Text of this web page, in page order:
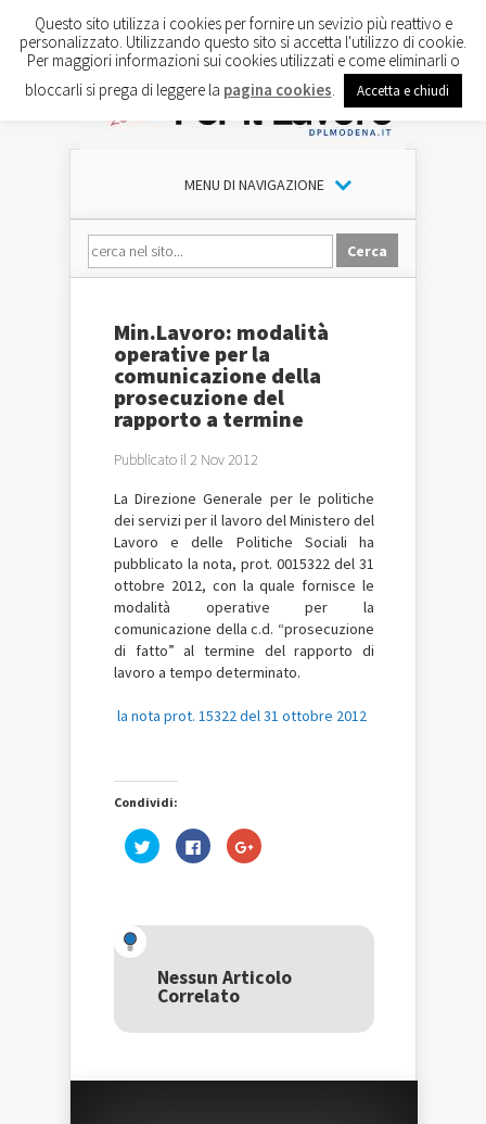
MENU DI NAVIGAZIONE
Min.Lavoro: modalità
operative per la
comunicazione della
prosecuzione del
rapporto a termine
Pubblicato il 2 Nov 2012
La Direzione Generale per le politiche
dei servizi per il lavoro del Ministero del
Lavoro e delle Politiche Sociali ha
pubblicato la nota, prot. 0015322 del 31
ottobre 2012, con la quale fornisce le
modalità operative per la
comunicazione della c.d. “prosecuzione
di fatto” al termine del rapporto di
lavoro a tempo determinato.
la nota prot. 15322 del 31 ottobre 2012
Condividi:
Fai
clic
una
nuova
finestra)
Fai
clic
nuova
finestra)
Fai
clic
una
nuova
Nessun Articolo
Correlato
Questo sito utilizza i cookies per fornire un sevizio più reattivo e
personalizzato. Utilizzando questo sito si accetta l'utilizzo di cookie.
Per maggiori informazioni sui cookies utilizzati e come eliminarli o
bloccarli si prega di leggere la pagina cookies Accetta e chiudi